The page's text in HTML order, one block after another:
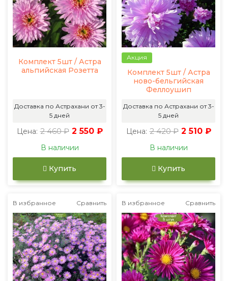
Комплект 5шт / Астра
альпийская Розетта
Доставка по Астрахани от 3-
5 дней
Цена: 2 460 ₽ 2 550 ₽
В наличии
Купить
Акция
Комплект 5шт / Астра
ново-бельгийская
Феллоушип
Доставка по Астрахани от 3-
5 дней
Цена: 2 420 ₽ 2 510 ₽
В наличии
Купить
В избранное Сравнить В избранное Сравнить